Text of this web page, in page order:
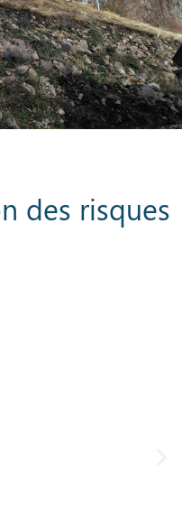
des risques